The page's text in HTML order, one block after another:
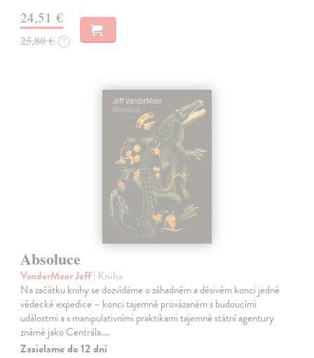
24,51 €
25,80 € ?
Absoluce
VanderMeer Jeff| Kniha
Na začátku knihy se dozvídáme o záhadném a děsivém konci jedné
vědecké expedice – konci tajemně provázaném s budoucími
událostmi a s manipulativními praktikami tajemné státní agentury
známé jako Centrála.…
Zasielame do 12 dní